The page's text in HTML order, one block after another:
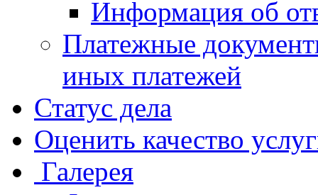
Информация об
Платежные
иных платежей
Статус дела
Оценить качество
Галерея